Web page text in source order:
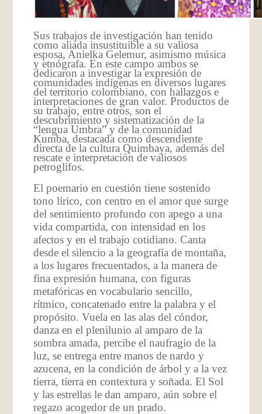
Sus trabajos de investigación han tenido
como aliada insustituible a su valiosa
esposa, Anielka Gelemur, asimismo música
y etnógrafa. En este campo ambos se
dedicaron a investigar la expresión de
comunidades indígenas en diversos lugares
del territorio colombiano, con hallazgos e
interpretaciones de gran valor. Productos de
su trabajo, entre otros, son el
descubrimiento y sistematización de la
“lengua Umbra” y de la comunidad
Kumba, destacada como descendiente
directa de la cultura Quimbaya, además del
rescate e interpretación de valiosos
petroglifos.
El poemario en cuestión tiene sostenido
tono lírico, con centro en el amor que surge
del sentimiento profundo con apego a una
vida compartida, con intensidad en los
afectos y en el trabajo cotidiano. Canta
desde el silencio a la geografía de montaña,
a los lugares frecuentados, a la manera de
fina expresión humana, con figuras
metafóricas en vocabulario sencillo,
rítmico, concatenado entre la palabra y el
propósito. Vuela en las alas del cóndor,
danza en el plenilunio al amparo de la
sombra amada, percibe el naufragio de la
luz, se entrega entre manos de nardo y
azucena, en la condición de árbol y a la vez
tierra, tierra en contextura y soñada. El Sol
y las estrellas le dan amparo, aún sobre el
regazo acogedor de un prado.